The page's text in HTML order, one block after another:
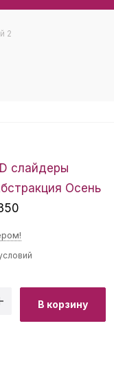
2
слайдеры
Осень
В корзину